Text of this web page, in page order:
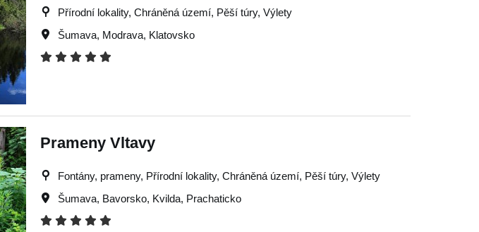
Přírodní lokality, Chráněná území, Pěší túry, Výlety
Šumava, Modrava, Klatovsko
Prameny Vltavy
Fontány, prameny, Přírodní lokality, Chráněná území, Pěší túry, Výlety
Šumava, Bavorsko, Kvilda, Prachaticko